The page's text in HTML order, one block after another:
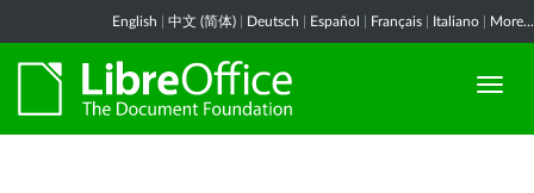
English 中文 (简体) Deutsch Español Français Italiano More...